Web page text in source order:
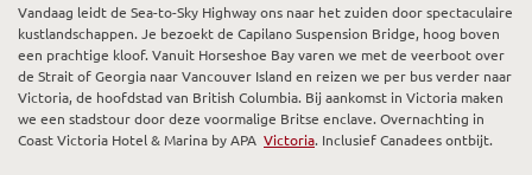
Vandaag leidt de Sea-to-Sky Highway ons naar het zuiden door spectaculaire
kustlandschappen. Je bezoekt de Capilano Suspension Bridge, hoog boven
een prachtige kloof. Vanuit Horseshoe Bay varen we met de veerboot over
de Strait of Georgia naar Vancouver Island en reizen we per bus verder naar
Victoria, de hoofdstad van British Columbia. Bij aankomst in Victoria maken
we een stadstour door deze voormalige Britse enclave. Overnachting in
Coast Victoria Hotel & Marina by APA Victoria. Inclusief Canadees ontbijt.